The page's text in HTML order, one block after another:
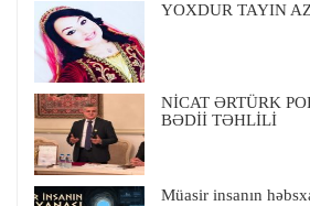
YOXDUR TAYIN
NİCAT ƏRTÜRK
BƏDİİ TƏHLİLİ
Müasir insanın